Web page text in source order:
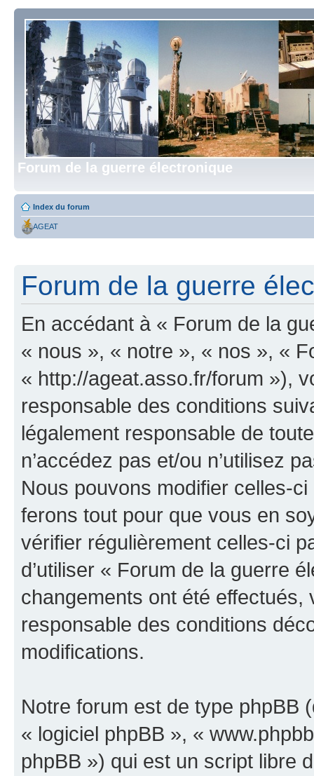
Forum de la guerre électronique
Index du forum
AGEAT
Forum de la guerre
En accédant à « Forum de la
« nous », « notre », « nos », «
« http://ageat.asso.fr/forum »),
responsable des conditions
légalement responsable de
n’accédez pas et/ou n’utilisez
Nous pouvons modifier celles-
ferons tout pour que vous en
vérifier régulièrement celles-ci
d’utiliser « Forum de la guerre
changements ont été effectués,
responsable des conditions
modifications.
Notre forum est de type phpBB
« logiciel phpBB », «
phpBB ») qui est un script libre